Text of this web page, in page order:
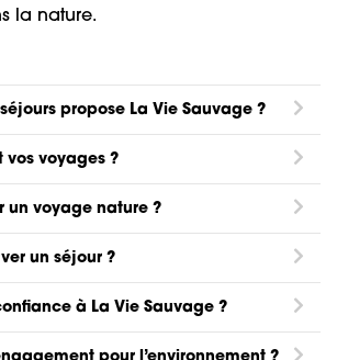
la nature.
propose La Vie Sauvage ?
vos voyages ?
un voyage nature ?
un séjour ?
à La Vie Sauvage ?